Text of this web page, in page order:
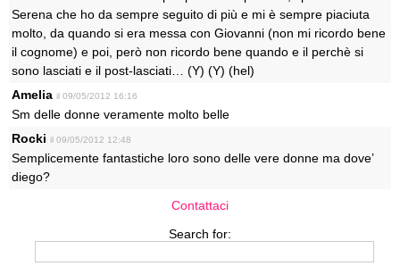
Serena che ho da sempre seguito di più e mi è sempre piaciuta
molto, da quando si era messa con Giovanni (non mi ricordo bene
il cognome) e poi, però non ricordo bene quando e il perchè si
sono lasciati e il post-lasciati… (Y) (Y) (hel)
Amelia il 09/05/2012 16:16
Sm delle donne veramente molto belle
Rocki il 09/05/2012 12:48
Semplicemente fantastiche loro sono delle vere donne ma dove’
diego?
Contattaci
Search for: